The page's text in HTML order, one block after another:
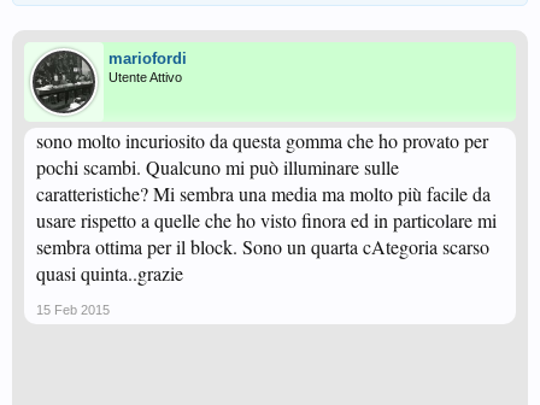
mariofordi
Utente Attivo
sono molto incuriosito da questa gomma che ho provato per
pochi scambi. Qualcuno mi può illuminare sulle
caratteristiche? Mi sembra una media ma molto più facile da
usare rispetto a quelle che ho visto finora ed in particolare mi
sembra ottima per il block. Sono un quarta cAtegoria scarso
quasi quinta..grazie
15 Feb 2015